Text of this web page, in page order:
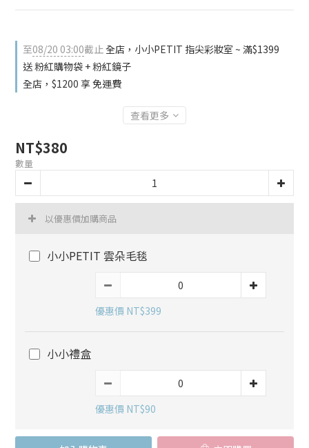
至08/20 03:00截止全店，小小PETIT 指尖彩妝室 ~ 滿$1399
送 粉紅購物袋 + 粉紅鏡子
全店，$1200 享 免運費
查看更多
NT$380
數量
以優惠價加購商品
小小PETIT 雲朵毛毯
優惠價 NT$399
小小禮盒
優惠價 NT$90